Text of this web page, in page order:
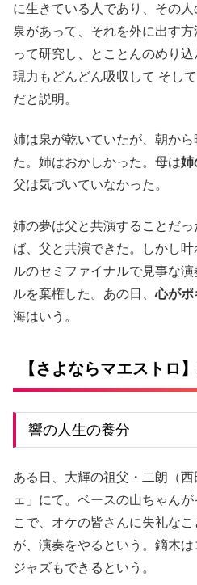
に生きている人であり、その
泉があって、それを外に出す
って研究し、とことんのめり
現力もどんどん吸収して そし
だと説明。
姉は泉が乾いていたが、朝か
た。姉はおかしかった。母は姉
父は気づいていなかった。
姉の夢は父と共演することだ
ば、父と共演できた。しかし
ルのセミファイナルで見事な
ルを棄権した。あの日、心がポ
海はいう。
【さよならマエストロ
響の人生の養分
ある日、大輝の祖父・二朗（
ェ」にて。ベースの山ちゃん
こで、オケの皆さんに失礼な
が、演奏をやるという。鏑木は
ジャズもできるという。